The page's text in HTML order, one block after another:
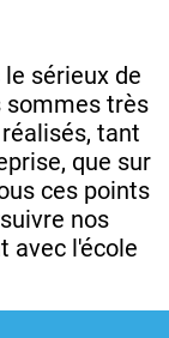
sérieux de
sommes très
tant
que sur
ces points
nos
avec l'école